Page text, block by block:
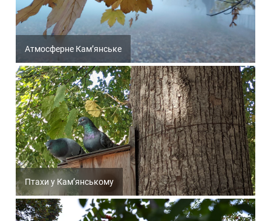
Атмосферне Кам’янське
Птахи у Кам’янському